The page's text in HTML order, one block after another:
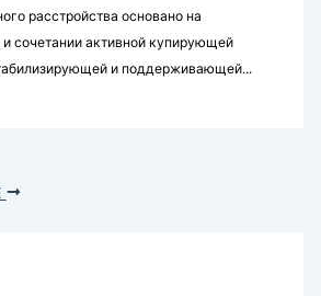
расстройства основано на
и сочетании активной купирующей
и поддерживающей...